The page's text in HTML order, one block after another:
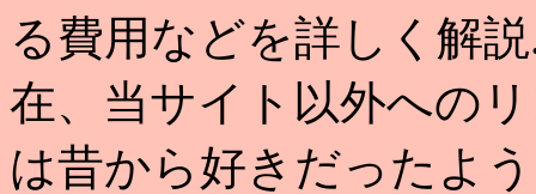
る費用などを詳しく解
在、当サイト以外への
は昔から好きだったよ